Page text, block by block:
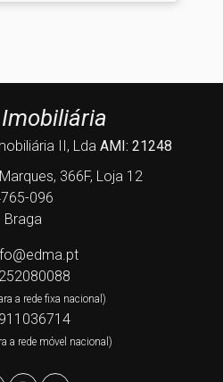
II, Lda AMI: 21248
366F, Loja 12
096
Braga
252080088
a rede fixa nacional)
911036714
a rede móvel nacional)